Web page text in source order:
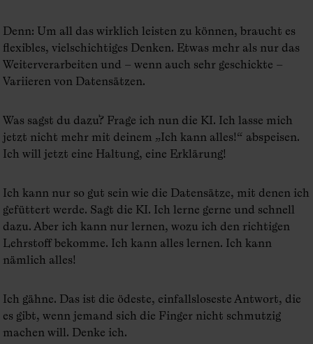
Denn: Um all das wirklich leisten zu können, braucht es
flexibles, vielschichtiges Denken. Etwas mehr als nur das
Weiterverarbeiten und – wenn auch sehr geschickte –
Variieren von Datensätzen.
Was sagst du dazu? Frage ich nun die KI. Ich lasse mich
jetzt nicht mehr mit deinem „Ich kann alles!“ abspeisen.
Ich will jetzt eine Haltung, eine Erklärung!
Ich kann nur so gut sein wie die Datensätze, mit denen ich
gefüttert werde. Sagt die KI. Ich lerne gerne und schnell
dazu. Aber ich kann nur lernen, wozu ich den richtigen
Lehrstoff bekomme. Ich kann alles lernen. Ich kann
nämlich alles!
Ich gähne. Das ist die ödeste, einfallsloseste Antwort, die
es gibt, wenn jemand sich die Finger nicht schmutzig
machen will. Denke ich.